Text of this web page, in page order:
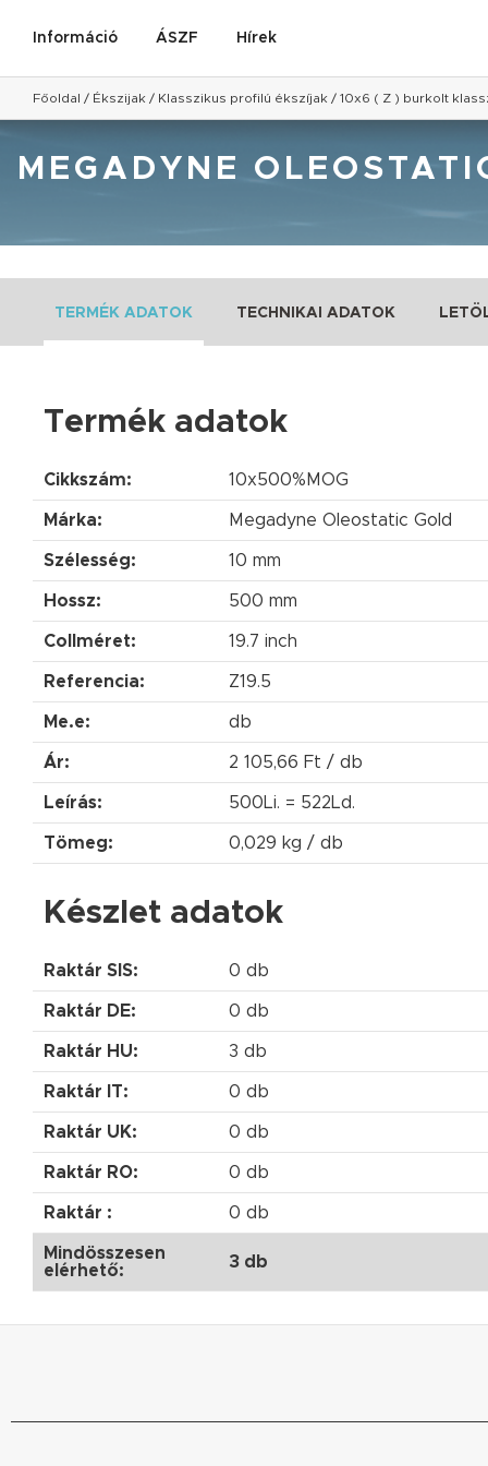
Információ ÁSZF Hírek
Főoldal / Ékszijak / Klasszikus profilú ékszíjak / 10x6 ( Z ) burkolt
MEGADYNE
TERMÉK ADATOK TECHNIKAI ADATOK
Termék adatok
Cikkszám: 10x500%MOG
Márka: Megadyne Oleostatic Gold
Szélesség: 10 mm
Hossz: 500 mm
Collméret: 19.7 inch
Referencia: Z19.5
Me.e: db
Ár: 2 105,66 Ft / db
Leírás: 500Li. = 522Ld.
Tömeg: 0,029 kg / db
Készlet adatok
Raktár SIS: 0 db
Raktár DE: 0 db
Raktár HU: 3 db
Raktár IT: 0 db
Raktár UK: 0 db
Raktár RO: 0 db
Raktár : 0 db
Mindösszesen
elérhető:
3 db